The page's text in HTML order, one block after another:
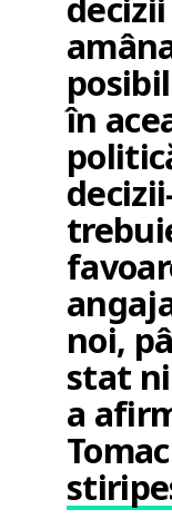
în
noi,
stat
a